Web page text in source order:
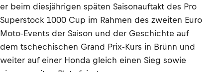
er beim diesjährigen späten Saisonauftakt des Pro
Superstock 1000 Cup im Rahmen des zweiten Euro
Moto-Events der Saison und der Geschichte auf
dem tschechischen Grand Prix-Kurs in Brünn und
weiter auf einer Honda gleich einen Sieg sowie